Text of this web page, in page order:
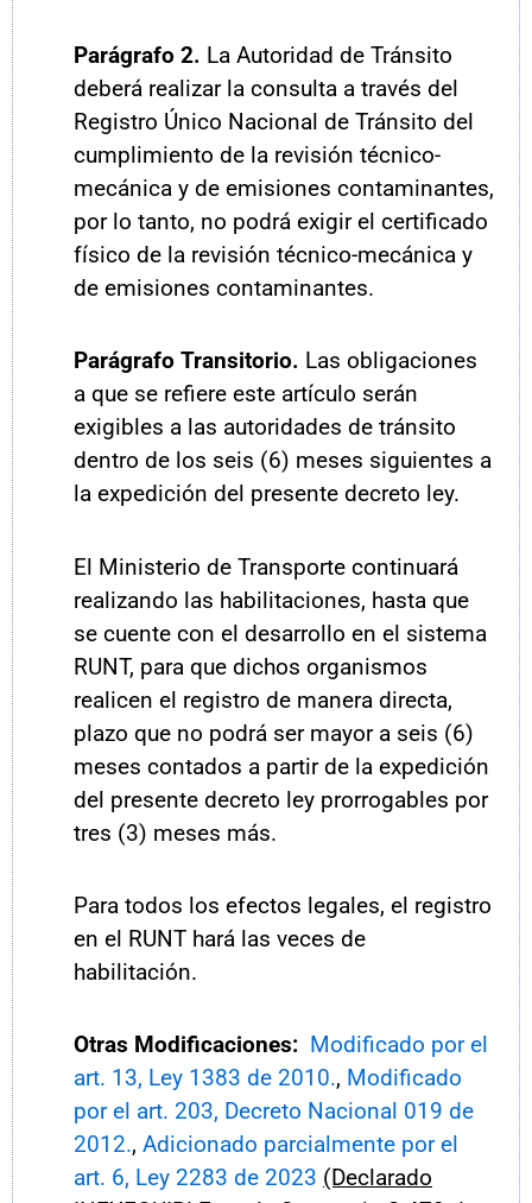
Parágrafo 2. La Autoridad de Tránsito
deberá realizar la consulta a través del
Registro Único Nacional de Tránsito del
cumplimiento de la revisión técnico-
mecánica y de emisiones contaminantes,
por lo tanto, no podrá exigir el certificado
físico de la revisión técnico-mecánica y
de emisiones contaminantes.
Parágrafo Transitorio. Las obligaciones
a que se refiere este artículo serán
exigibles a las autoridades de tránsito
dentro de los seis (6) meses siguientes a
la expedición del presente decreto ley.
El Ministerio de Transporte continuará
realizando las habilitaciones, hasta que
se cuente con el desarrollo en el sistema
RUNT, para que dichos organismos
realicen el registro de manera directa,
plazo que no podrá ser mayor a seis (6)
meses contados a partir de la expedición
del presente decreto ley prorrogables por
tres (3) meses más.
Para todos los efectos legales, el registro
en el RUNT hará las veces de
habilitación.
Otras Modificaciones: Modificado por el
art. 13, Ley 1383 de 2010., Modificado
por el art. 203, Decreto Nacional 019 de
2012., Adicionado parcialmente por el
art. 6, Ley 2283 de 2023 (Declarado